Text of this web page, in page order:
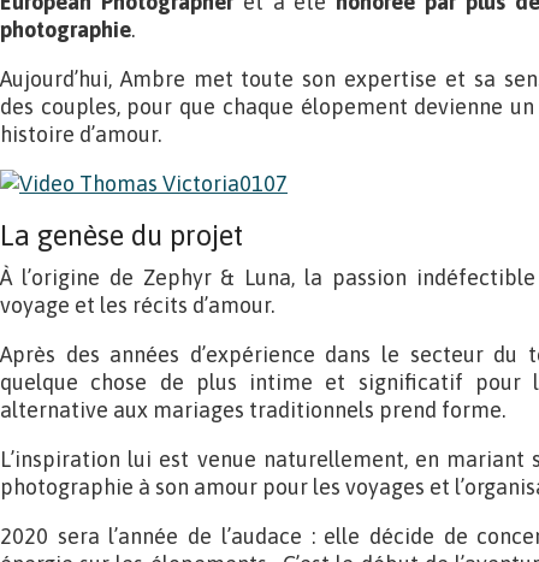
photographie.
Aujourd’hui, Ambre met toute son expertise et sa
des couples, pour que chaque élopement devienne
histoire d’amour.
La genèse du projet
À l’origine de Zephyr & Luna, la passion indéfectible
voyage et les récits d’amour.
Après des années d’expérience dans le secteur du
quelque chose de plus intime et significatif pour
alternative aux mariages traditionnels prend forme.
L’inspiration lui est venue naturellement, en mariant
photographie à son amour pour les voyages et
2020 sera l’année de l’audace : elle décide de